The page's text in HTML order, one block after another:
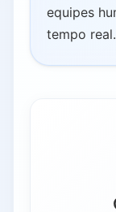
equipes
tempo real.